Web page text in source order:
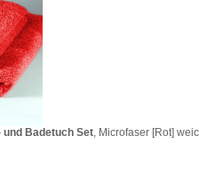
Badetuch Set, Microfaser [Rot]